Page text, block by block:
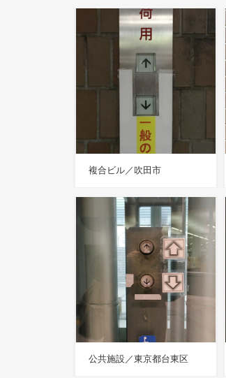
複合ビル／吹田市
公共施設／東京都台東区